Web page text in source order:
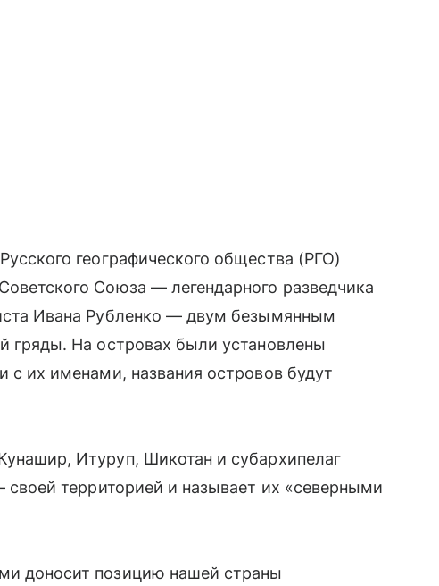
географического общества (РГО)
Союза — легендарного разведчика
Ивана Рубленко — двум безымянным
гряды. На островах были установлены
с их именами, названия островов будут
Итуруп, Шикотан и субархипелаг
территорией и называет их «северными
доносит позицию нашей страны